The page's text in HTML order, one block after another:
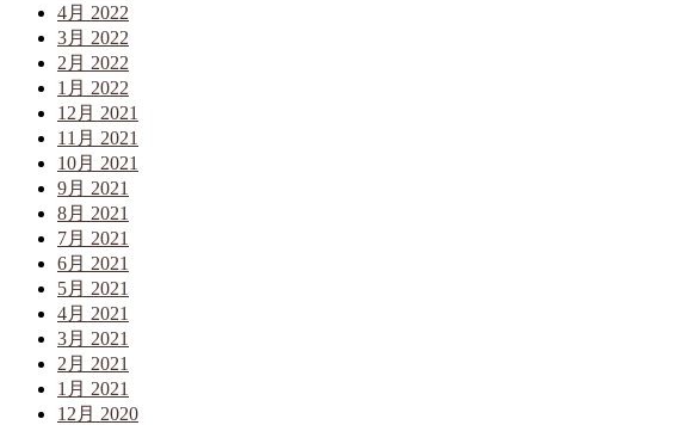
4月 2022
3月 2022
2月 2022
1月 2022
12月 2021
11月 2021
10月 2021
9月 2021
8月 2021
7月 2021
6月 2021
5月 2021
4月 2021
3月 2021
2月 2021
1月 2021
12月 2020